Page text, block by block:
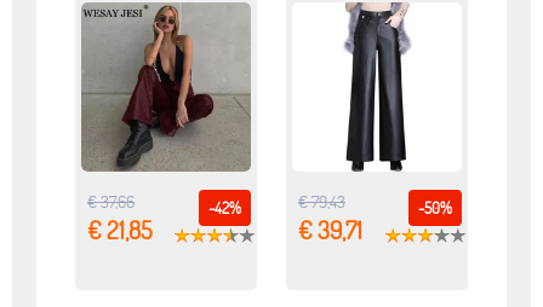
-42%
€ 37,66
€ 21,85
-50%
€ 79,43
€ 39,71